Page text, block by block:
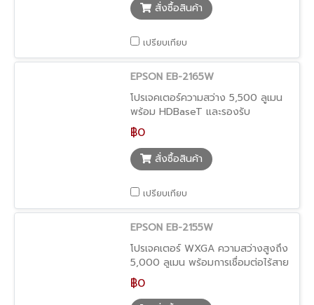
สั่งซื้อสินค้า
เปรียบเทียบ
EPSON EB-2165W
โปรเจคเตอร์ความสว่าง 5,500 ลูเมน
พร้อม HDBaseT และรองรับ
Miracast ติดตั้งง่าย ใช้งานได้หลาก
หลาย
฿0
สั่งซื้อสินค้า
เปรียบเทียบ
EPSON EB-2155W
โปรเจคเตอร์ WXGA ความสว่างสูงถึง
5,000 ลูเมน พร้อมการเชื่อมต่อไร้สาย
เหมาะสำหรับการประชุมและการเรียนการ
สอนที่ต้องการความยืดหยุ่น
฿0